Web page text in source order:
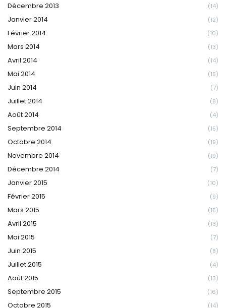
Décembre 2013 (14)
Janvier 2014 (12)
Février 2014 (10)
Mars 2014 (13)
Avril 2014 (14)
Mai 2014 (15)
Juin 2014 (7)
Juillet 2014 (8)
Août 2014 (4)
Septembre 2014 (15)
Octobre 2014 (19)
Novembre 2014 (19)
Décembre 2014 (7)
Janvier 2015 (10)
Février 2015 (9)
Mars 2015 (15)
Avril 2015 (13)
Mai 2015 (7)
Juin 2015 (8)
Juillet 2015 (4)
Août 2015 (13)
Septembre 2015 (16)
Octobre 2015 (14)